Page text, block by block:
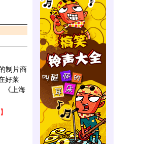
制片商
好莱
《上海